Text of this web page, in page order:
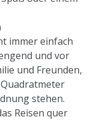
immer einfach
und vor
und Freunden,
stehen.
Reisen quer